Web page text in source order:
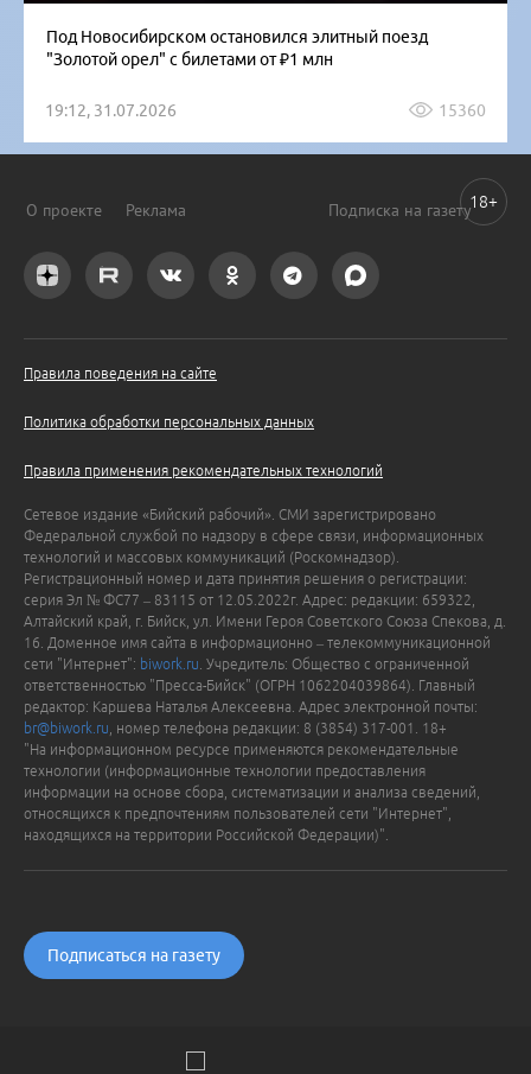
Под Новосибирском остановился элитный поезд
"Золотой орел" с билетами от ₽1 млн
19:12, 31.07.2026 15360
О проекте Реклама Подписка на газету
Правила поведения на сайте
Политика обработки персональных данных
Правила применения рекомендательных технологий
Сетевое издание «Бийский рабочий». СМИ зарегистрировано
Федеральной службой по надзору в сфере связи, информационных
технологий и массовых коммуникаций (Роскомнадзор).
Регистрационный номер и дата принятия решения о регистрации:
серия Эл № ФС77 – 83115 от 12.05.2022г. Адрес: редакции: 659322,
Алтайский край, г. Бийск, ул. Имени Героя Советского Союза Спекова, д.
16. Доменное имя сайта в информационно – телекоммуникационной
сети "Интернет": biwork.ru . Учредитель: Общество с ограниченной
ответственностью "Пресса-Бийск" (ОГРН 1062204039864). Главный
редактор: Каршева Наталья Алексеевна. Адрес электронной почты:
br@biwork.ru , номер телефона редакции: 8 (3854) 317-001. 18+
"На информационном ресурсе применяются рекомендательные
технологии (информационные технологии предоставления
информации на основе сбора, систематизации и анализа сведений,
относящихся к предпочтениям пользователей сети "Интернет",
находящихся на территории Российской Федерации)".
Подписаться на газету
18+